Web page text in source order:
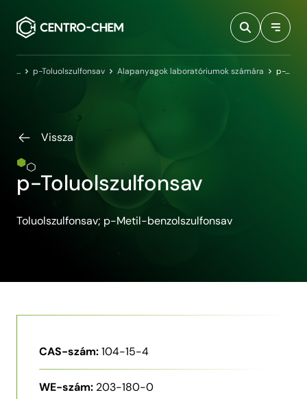
Kezdőlap
p-Toluolszulfonsav Alapanyagok laboratóriumok számára p-Toluolszulfonsav
Vissza
p-Toluolszulfonsav
Toluolszulfonsav; p-Metil-benzolszulfonsav
CAS-szám:104-15-4
WE-szám: 203-180-0